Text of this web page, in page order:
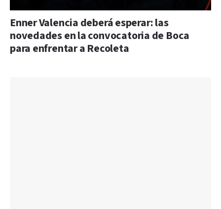
Enner Valencia deberá esperar: las
novedades en la convocatoria de Boca
para enfrentar a Recoleta